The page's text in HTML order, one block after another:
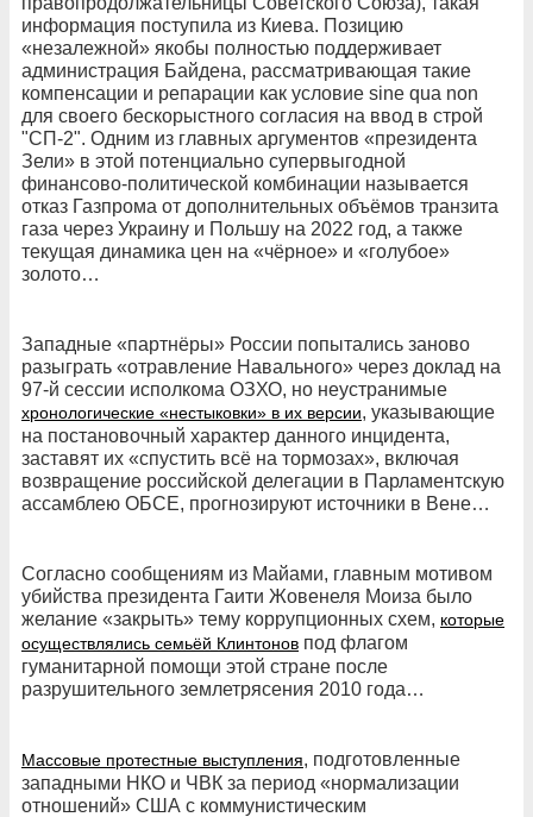
информация поступила из Киева. Позицию
«незалежной» якобы полностью поддерживает
администрация Байдена, рассматривающая такие
компенсации и репарации как условие sine qua non
для своего бескорыстного согласия на ввод в строй
"СП-2". Одним из главных аргументов «президента
Зели» в этой потенциально супервыгодной
финансово-политической комбинации называется
отказ Газпрома от дополнительных объёмов транзита
газа через Украину и Польшу на 2022 год, а также
текущая динамика цен на «чёрное» и «голубое»
золото…
Западные «партнёры» России попытались заново
разыграть «отравление Навального» через доклад на
97-й сессии исполкома ОЗХО, но неустранимые
хронологические «нестыковки» в их версии, указывающие
на постановочный характер данного инцидента,
заставят их «спустить всё на тормозах», включая
возвращение российской делегации в Парламентскую
ассамблею ОБСЕ, прогнозируют источники в Вене…
Согласно сообщениям из Майами, главным мотивом
убийства президента Гаити Жовенеля Моиза было
желание «закрыть» тему коррупционных схем, которые
осуществлялись семьёй Клинтонов под флагом
гуманитарной помощи этой стране после
разрушительного землетрясения 2010 года…
Массовые протестные выступления, подготовленные
западными НКО и ЧВК за период «нормализации
отношений» США с коммунистическим